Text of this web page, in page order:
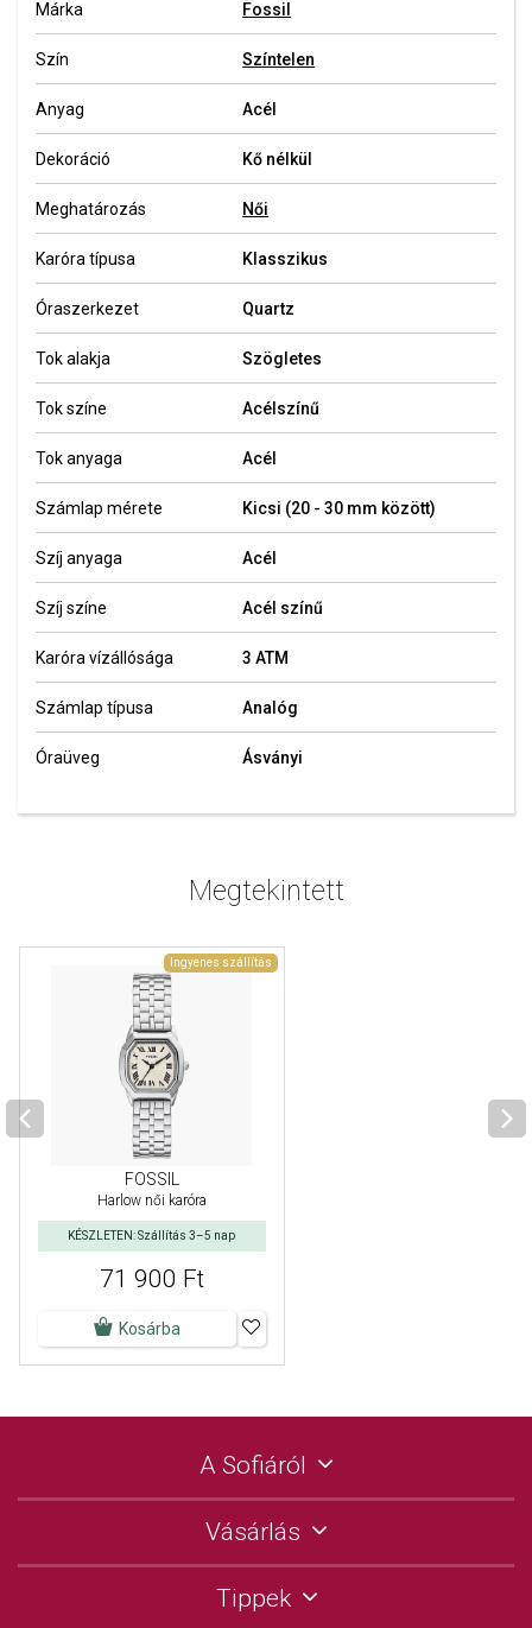
Márka Fossil
Szín Színtelen
Anyag Acél
Dekoráció Kő nélkül
Meghatározás Női
Karóra típusa Klasszikus
Óraszerkezet Quartz
Tok alakja Szögletes
Tok színe Acélszínű
Tok anyaga Acél
Számlap mérete Kicsi (20 - 30 mm között)
Szíj anyaga Acél
Szíj színe Acél színű
Karóra vízállósága 3 ATM
Számlap típusa Analóg
Óraüveg Ásványi
Megtekintett
Ingyenes szállítás
FOSSIL
Harlow női karóra
KÉSZLETEN: Szállítás 3–5 nap
71 900 Ft
Kosárba
A Sofiáról
Vásárlás
Tippek